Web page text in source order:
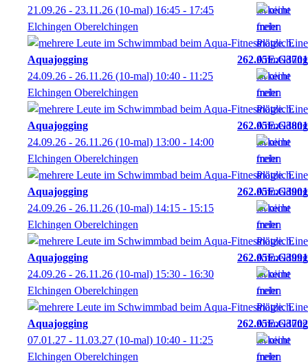
21.09.26 - 23.11.26 (10-mal) 16:45 - 17:45
Elchingen Oberelchingen
Aquajogging
262.05E.G3701
24.09.26 - 26.11.26 (10-mal) 10:40 - 11:25
Elchingen Oberelchingen
Aquajogging
262.05E.G3801
24.09.26 - 26.11.26 (10-mal) 13:00 - 14:00
Elchingen Oberelchingen
Aquajogging
262.05E.G3901
24.09.26 - 26.11.26 (10-mal) 14:15 - 15:15
Elchingen Oberelchingen
Aquajogging
262.05E.G3991
24.09.26 - 26.11.26 (10-mal) 15:30 - 16:30
Elchingen Oberelchingen
Aquajogging
262.05E.G3702
07.01.27 - 11.03.27 (10-mal) 10:40 - 11:25
Elchingen Oberelchingen